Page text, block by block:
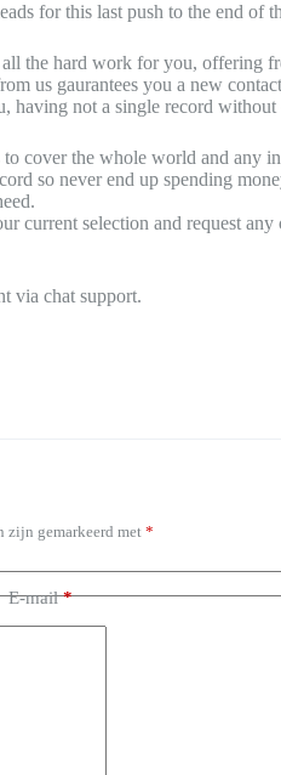
for this last push to the end of
the hard work for you, offering
us gaurantees you a new
having not a single record
to cover the whole world and any
so never end up spending
current selection and request
via chat support.
zijn gemarkeerd met*
E-mail*